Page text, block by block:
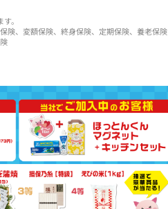
。
険、変額保険、終身保険、定期保険、養老保険